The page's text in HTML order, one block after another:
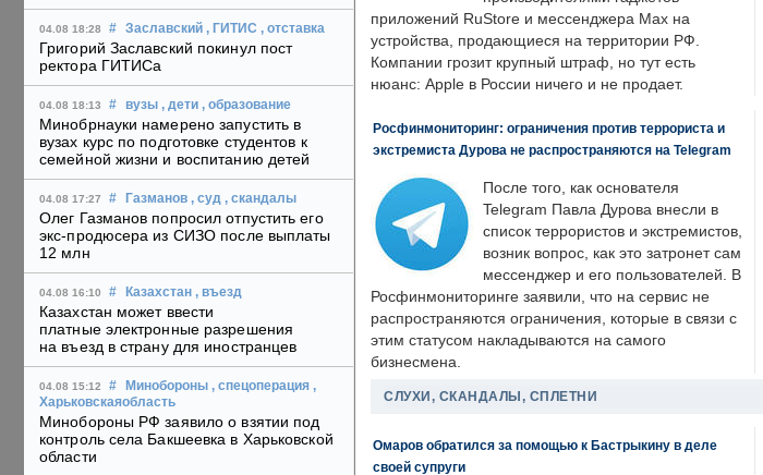
04.08 18:28 # Заславский , ГИТИС , отставка
Григорий Заславский покинул пост
ректора ГИТИСа
04.08 18:13 # вузы , дети , образование
Минобрнауки намерено запустить в
вузах курс по подготовке студентов к
семейной жизни и воспитанию детей
04.08 17:27 # Газманов , суд , скандалы
Олег Газманов попросил отпустить его
экс-продюсера из СИЗО после выплаты
12 млн
04.08 16:10 # Казахстан , въезд
Казахстан может ввести
платные электронные разрешения
на въезд в страну для иностранцев
04.08 15:12 # Минобороны , спецоперация ,
Харьковскаяобласть
Минобороны РФ заявило о взятии под
контроль села Бакшеевка в Харьковской
области
приложений RuStore и мессенджера Max на
устройства, продающиеся на территории РФ.
Компании грозит крупный штраф, но тут есть
нюанс: Apple в России ничего и не продает.
Росфинмониторинг: ограничения против террориста и
экстремиста Дурова не распространяются на Telegram
После того, как основателя
Telegram Павла Дурова внесли в
список террористов и экстремистов,
возник вопрос, как это затронет сам
мессенджер и его пользователей. В
Росфинмониторинге заявили, что на сервис не
распространяются ограничения, которые в связи с
этим статусом накладываются на самого
бизнесмена.
СЛУХИ, СКАНДАЛЫ, СПЛЕТНИ
Омаров обратился за помощью к Бастрыкину в деле
своей супруги